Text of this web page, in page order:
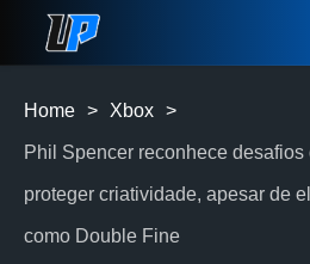
Home > Xbox >
Phil Spencer reconhece desafios
proteger criatividade, apesar de
como Double Fine